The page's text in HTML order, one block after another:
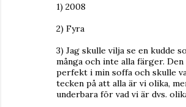
1) 2008
2) Fyra
3) Jag skulle vilja se en kudde
många och inte alla färger. Den
perfekt i min soffa och skulle
tecken på att alla är vi olika,
underbara för vad vi är dvs.